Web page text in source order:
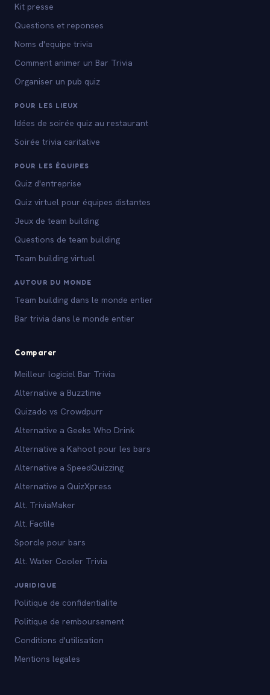
Kit presse
Questions et reponses
Noms d'equipe trivia
Comment animer un Bar Trivia
Organiser un pub quiz
POUR LES LIEUX
Idées de soirée quiz au restaurant
Soirée trivia caritative
POUR LES ÉQUIPES
Quiz d'entreprise
Quiz virtuel pour équipes distantes
Jeux de team building
Questions de team building
Team building virtuel
AUTOUR DU MONDE
Team building dans le monde entier
Bar trivia dans le monde entier
Comparer
Meilleur logiciel Bar Trivia
Alternative a Buzztime
Quizado vs Crowdpurr
Alternative a Geeks Who Drink
Alternative a Kahoot pour les bars
Alternative a SpeedQuizzing
Alternative a QuizXpress
Alt. TriviaMaker
Alt. Factile
Sporcle pour bars
Alt. Water Cooler Trivia
JURIDIQUE
Politique de confidentialite
Politique de remboursement
Conditions d'utilisation
Mentions legales